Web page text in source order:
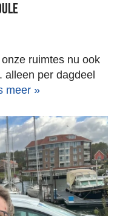
ruimtes nu ook
alleen per dagdeel
meer »